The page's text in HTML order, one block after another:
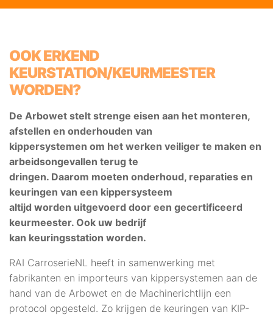
OOK ERKEND
KEURSTATION/KEURMEESTER
WORDEN?
De Arbowet stelt strenge eisen aan het monteren,
afstellen en onderhouden van
kippersystemen om het werken veiliger te maken en
arbeidsongevallen terug te
dringen. Daarom moeten onderhoud, reparaties en
keuringen van een kippersysteem
altijd worden uitgevoerd door een gecertificeerd
keurmeester. Ook uw bedrijf
kan keuringsstation worden.
RAI CarroserieNL heeft in samenwerking met
fabrikanten en importeurs van kippersystemen aan de
hand van de Arbowet en de Machinerichtlijn een
protocol opgesteld. Zo krijgen de keuringen van KIP-